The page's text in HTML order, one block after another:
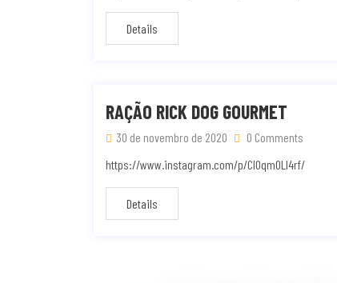
Details
RAÇÃO RICK DOG GOURMET
30 de novembro de 2020
0 Comments
https://www.instagram.com/p/CIOqmOLl4rf/
Details